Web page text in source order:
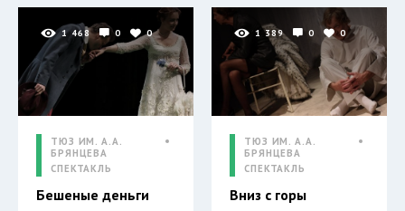
1 468 0 0
ТЮЗ ИМ. А.А.
БРЯНЦЕВА
СПЕКТАКЛЬ
Бешеные деньги
1 389 0 0
ТЮЗ ИМ. А.А.
БРЯНЦЕВА
СПЕКТАКЛЬ
Вниз с горы